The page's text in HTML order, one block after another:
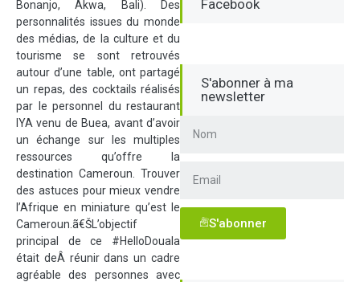
Bonanjo, Akwa, Bali). Des
personnalités issues du monde
des médias, de la culture et du
tourisme se sont retrouvés
autour d’une table, ont partagé
un repas, des cocktails réalisés
par le personnel du restaurant
IYA venu de Buea, avant d’avoir
un échange sur les multiples
ressources qu’offre la
destination Cameroun. Trouver
des astuces pour mieux vendre
l’Afrique en miniature qu’est le
Cameroun.ã€ŠL’objectif
principal de ce #HelloDouala
était deÂ réunir dans un cadre
agréable des personnes avec
Facebook
S'abonner à ma
newsletter
S'abonner